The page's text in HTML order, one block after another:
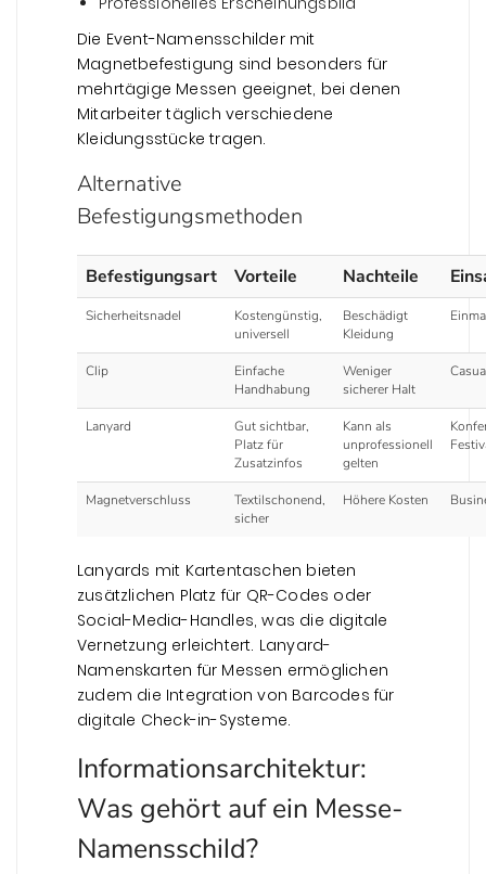
Die Event-Namensschilder mit
Magnetbefestigung sind besonders für
mehrtägige Messen geeignet, bei denen
Mitarbeiter täglich verschiedene
Kleidungsstücke tragen.
Alternative
Befestigungsmethoden
Befestigungsart Vorteile Nachteile
Sicherheitsnadel
Kostengünstig,
universell
Beschädigt
Kleidung
Clip
Einfache
Handhabung
Weniger
sicherer Halt
Lanyard
Gut sichtbar,
Platz für
Zusatzinfos
Kann als
unprofessionell
gelten
Magnetverschluss
Textilschonend,
sicher
Höhere Kosten
Lanyards mit Kartentaschen bieten
zusätzlichen Platz für QR-Codes oder
Social-Media-Handles, was die digitale
Vernetzung erleichtert. Lanyard-
Namenskarten für Messen ermöglichen
zudem die Integration von Barcodes für
digitale Check-in-Systeme.
Informationsarchitektur:
Was gehört auf ein Messe-
Namensschild?